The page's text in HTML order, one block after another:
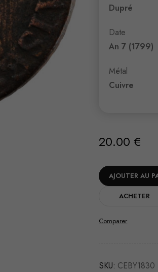
Dupré
Date
An 7 (1799)
Métal
Cuivre
20.00€
AJOUTER AU
ACHETER
Comparer
SKU: CEBY1830